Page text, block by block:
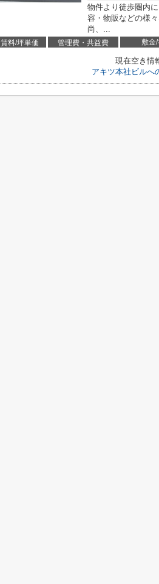
物件より徒歩圏内
容・物販などの様
尚、...
賃料/坪単価 管理費・共益費 敷金/
現在空き情
アキツ本社ビルへ